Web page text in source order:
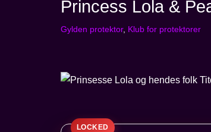
Princess Lola &
Gylden protektor, Klub for protektorer